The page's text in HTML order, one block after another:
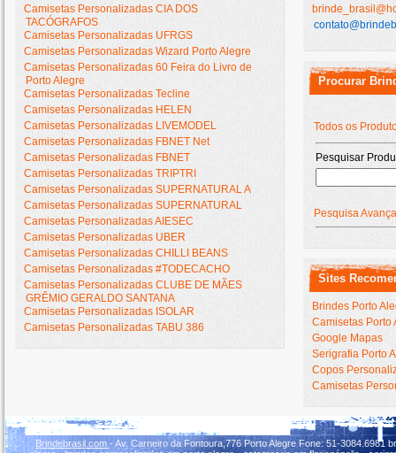
Camisetas Personalizadas CIA DOS
TACÓGRAFOS
Camisetas Personalizadas UFRGS
Camisetas Personalizadas Wizard Porto Alegre
Camisetas Personalizadas 60 Feira do Livro de
Porto Alegre
Camisetas Personalizadas Tecline
Camisetas Personalizadas HELEN
Camisetas Personalizadas LIVEMODEL
Camisetas Personalizadas FBNET Net
Camisetas Personalizadas FBNET
Camisetas Personalizadas TRIPTRI
Camisetas Personalizadas SUPERNATURAL A
Camisetas Personalizadas SUPERNATURAL
Camisetas Personalizadas AIESEC
Camisetas Personalizadas UBER
Camisetas Personalizadas CHILLI BEANS
Camisetas Personalizadas #TODECACHO
Camisetas Personalizadas CLUBE DE MÃES
GRÊMIO GERALDO SANTANA
Camisetas Personalizadas ISOLAR
Camisetas Personalizadas TABU 386
Procurar
Todos os
Pesquisar
Pesquisa
Sites
Brindes Porto
Camisetas Porto
Google Mapas
Serigrafia Porto
Copos
Camisetas
Brindebrasil.com - Av. Carneiro da Fontoura,776 Porto Alegre Fone: 51-